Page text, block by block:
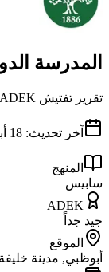
المدرسة
تقرير تفتيش ADEK والتقييمات
آخر تحديث: 18 أبريل 2026
المنهج
سابيس
ADEK
جيد جداً
الموقع
أبوظبي, مدينة خليفة